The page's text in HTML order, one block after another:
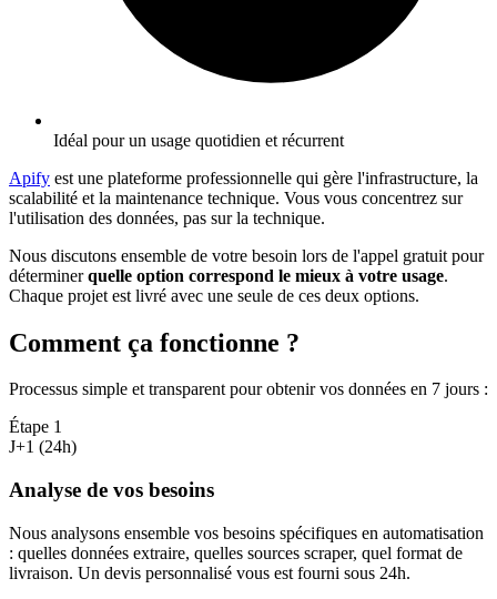
Idéal pour un usage quotidien et récurrent
Apify est une plateforme professionnelle qui gère l'infrastructure, la
scalabilité et la maintenance technique. Vous vous concentrez sur
l'utilisation des données, pas sur la technique.
Nous discutons ensemble de votre besoin lors de l'appel gratuit pour
déterminerquelle option correspond le mieux à votre usage.
Chaque projet est livré avec une seule de ces deux options.
Comment ça fonctionne ?
Processus simple et transparent pour obtenir vos données en 7 jours :
Étape 1
J+1 (24h)
Analyse de vos besoins
Nous analysons ensemble vos besoins spécifiques en automatisation
: quelles données extraire, quelles sources scraper, quel format de
livraison. Un devis personnalisé vous est fourni sous 24h.